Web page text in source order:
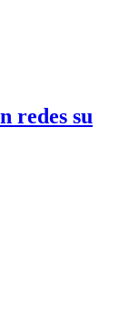
redes su